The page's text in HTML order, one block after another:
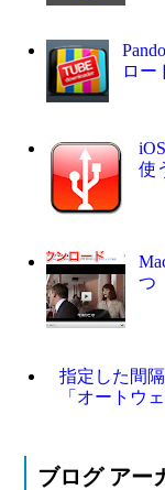
ロー
使
つ
指定した間
「オートウ
ブログ アー